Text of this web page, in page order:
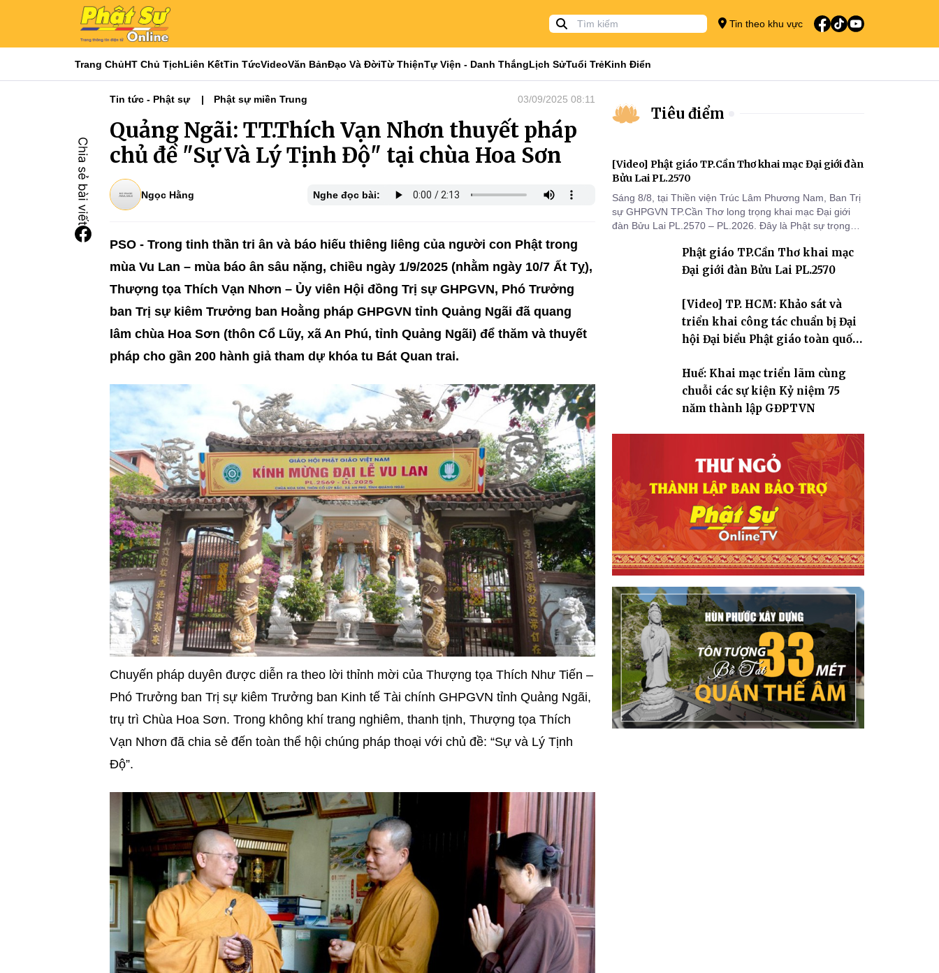
Tin theo khu vực
Trang ChủHT Chủ TịchLiên KếtTin TứcVideoVăn BảnĐạo Và ĐờiTừ ThiệnTự Viện - Danh ThắngLịch SửTuổi TrẻKinh Điển
Tin tức - Phật sự Phật sự miền Trung 03/09/2025 08:11
Quảng Ngãi: TT.Thích Vạn Nhơn thuyết pháp
chủ đề "Sự Và Lý Tịnh Độ" tại chùa Hoa Sơn
Ngọc Hằng Nghe đọc bài:
PSO - Trong tinh thần tri ân và báo hiếu thiêng liêng của người con Phật trong
mùa Vu Lan – mùa báo ân sâu nặng, chiều ngày 1/9/2025 (nhằm ngày 10/7 Ất Tỵ),
Thượng tọa Thích Vạn Nhơn – Ủy viên Hội đồng Trị sự GHPGVN, Phó Trưởng
ban Trị sự kiêm Trưởng ban Hoằng pháp GHPGVN tỉnh Quảng Ngãi đã quang
lâm chùa Hoa Sơn (thôn Cổ Lũy, xã An Phú, tỉnh Quảng Ngãi) để thăm và thuyết
pháp cho gần 200 hành giả tham dự khóa tu Bát Quan trai.
Chuyến pháp duyên được diễn ra theo lời thỉnh mời của Thượng tọa Thích Như Tiến –
Phó Trưởng ban Trị sự kiêm Trưởng ban Kinh tế Tài chính GHPGVN tỉnh Quảng Ngãi,
trụ trì Chùa Hoa Sơn. Trong không khí trang nghiêm, thanh tịnh, Thượng tọa Thích
Vạn Nhơn đã chia sẻ đến toàn thể hội chúng pháp thoại với chủ đề: “Sự và Lý Tịnh
Độ”.
Tiêu điểm
[Video] Phật giáo TP.Cần Thơ khai mạc Đại giới đàn
Bửu Lai PL.2570
Sáng 8/8, tại Thiền viện Trúc Lâm Phương Nam, Ban Trị
sự GHPGVN TP.Cần Thơ long trọng khai mạc Đại giới
đàn Bửu Lai PL.2570 – PL.2026. Đây là Phật sự trọng
của Đại hội Phật giáo thành phố lần thứ I, thể hiện sự
quan tâm đối với công tác truyền giới, đào tạo Tăng tài
Phật giáo TP.Cần Thơ khai mạc
Đại giới đàn Bửu Lai PL.2570
[Video] TP. HCM: Khảo sát và
triển khai công tác chuẩn bị Đại
hội Đại biểu Phật giáo toàn quốc
Huế: Khai mạc triển lãm cùng
chuỗi các sự kiện Kỷ niệm 75
năm thành lập GĐPTVN